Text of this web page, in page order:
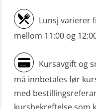
Bord
(OSE1001)
ROC
(GMDSS)
ROC
(ORC103)
Lunsj varierer
mellom 11:00 og
Kursavgift og
må innbetales før
med